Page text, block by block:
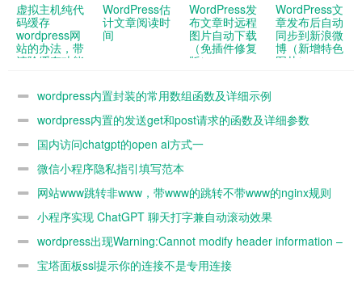
虚拟主机纯代
码缓存
wordpress网
站的办法，带
清除缓存功能
WordPress估
计文章阅读时
间
WordPress发
布文章时远程
图片自动下载
（免插件修复
版）
WordPress文
章发布后自动
同步到新浪微
博（新增特色
图片）
wordpress内置封装的常用数组函数及详细示例
wordpress内置的发送get和post请求的函数及详细参数
demo国内访问chatgpt的open ai方式一
微信小程序隐私指引填写范本
网站www跳转非www，带www的跳转不带www的nginx规则
小程序实现 ChatGPT 聊天打字兼自动滚动效果
wordpress出现Warning:Cannot modify header information –
headers already sent by解决办法
宝塔面板ssl提示你的连接不是专用连接